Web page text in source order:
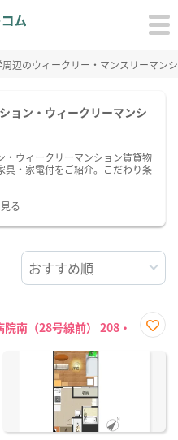
辺のウィークリー・マンスリーマン
ョン・ウィークリーマンシ
・ウィークリーマンション賃貸物
具・家電付をご紹介。こだわり条
る
南（28号線前） 208・
に入